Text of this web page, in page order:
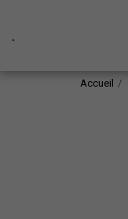
.
Accueil